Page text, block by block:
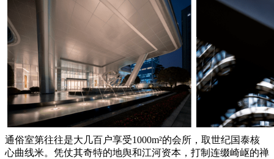
通俗室第往往是大几百户享受1000m²的会所，取世纪国泰核
心曲线米。凭仗其奇特的地舆和江河资本，打制连缀崎岖的禅